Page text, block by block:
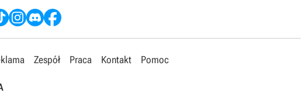
Zespół Praca Kontakt Pomoc